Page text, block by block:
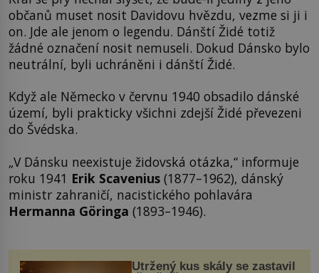
občanů muset nosit Davidovu hvězdu, vezme si ji i
on. Jde ale jenom o legendu. Dánští Židé totiž
žádné označení nosit nemuseli. Dokud Dánsko bylo
neutrální, byli uchráněni i dánští Židé.
Když ale Německo v červnu 1940 obsadilo dánské
území, byli prakticky všichni zdejší Židé převezeni
do Švédska.
„V Dánsku neexistuje židovská otázka,“ informuje
roku 1941 Erik Scavenius (1877–1962), dánský
ministr zahraničí, nacistického pohlavára
Hermanna Göringa (1893–1946).
Utržený kus skály se zastavil